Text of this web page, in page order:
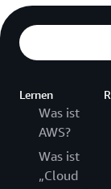
Lernen
Was ist
AWS?
Was ist
„Cloud